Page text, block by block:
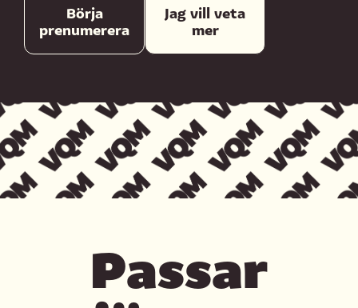
Börja
prenumerera
Jag vill veta
mer
Passar